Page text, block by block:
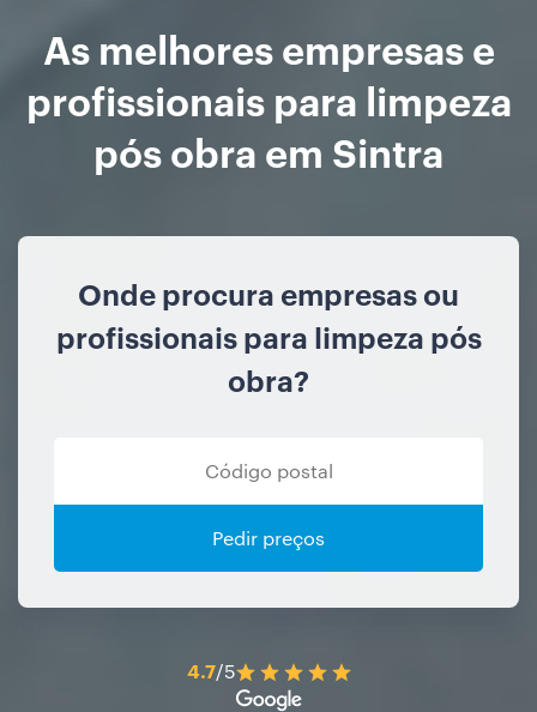
As melhores empresas e
profissionais para limpeza
pós obra em Sintra
Onde procura empresas ou
profissionais para limpeza pós
obra?
Pedir preços
4.7/5